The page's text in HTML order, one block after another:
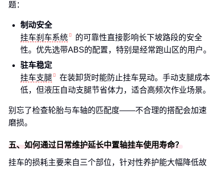
题：
制动安全
挂车刹车系统
的可靠性直接影响长下坡路段的安全
性。优先选带ABS的配置，特别是经常跑山区的用户。
驻车稳定
挂车支腿
在装卸货时能防止挂车晃动。手动支腿成本
低，但液压自动支腿节省体力，适合高频次作业场景。
别忘了检查轮胎与车轴的匹配度——不合理的搭配会加速
磨损。
五、如何通过日常维护延长中置轴挂车使用寿命？
挂车的损耗主要来自三个部位，针对性养护能大幅降低故